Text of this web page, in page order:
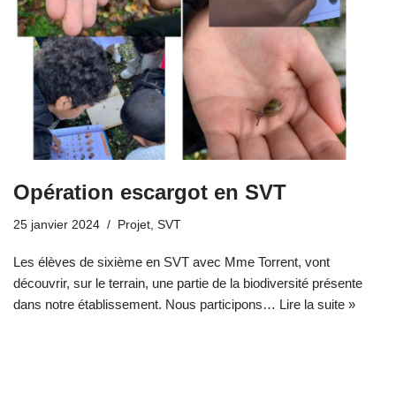
Opération escargot en SVT
25 janvier 2024 Projet SVT
Les élèves de sixième en SVT avec Mme Torrent, vont
découvrir, sur le terrain, une partie de la biodiversité présente
dans notre établissement. Nous participons… Lire la suite »